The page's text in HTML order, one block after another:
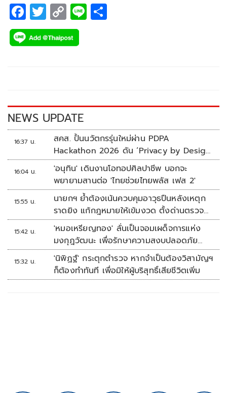
F
ac
e
k
T
wi
tt
C
o
p
k
Li
NEWS UPDATE
16:37 น.
สคส. ปั้นนวัตกรรุ่นใหม่ผ่าน PDPA
Hackathon 2026 ดัน ‘Privacy by Design
for all’ สู่โซลูชันคุ้มครองข้อมูลส่วนบุคคลที่
ใช้ได้จริง
16:04 น.
'อนุทิน' เดินงานโอทอปศิลปาชีพ บอกจะ
พยายามสานต่อ 'ไทยช่วยไทยพลัส เฟส 2'
15:55 น.
นายกฯ ย้ำต้องเน้นควบคุมอาวุธปืนหลังเหตุก
ราดยิง แก้กฎหมายให้เข้มงวด ตั้งด่านตรวจ
เพิ่ม
15:42 น.
'หมอเหรียญทอง' ลั่นเป็นจอมเผด็จการแห่ง
มงกุฎวัฒนะ เพื่อรักษาความสงบปลอดภัย
ภายในรพ.
15:32 น.
'นิพิฏฐ์' กระตุกตำรวจ หากจำเป็นต้องวิสามัญฯ
ก็ต้องทำทันที เพื่อมิให้ผู้บริสุทธิ์เสียชีวิตเพิ่ม